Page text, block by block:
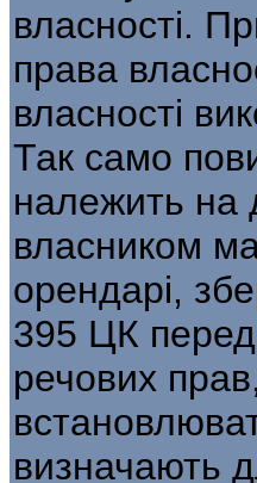
власності.
права
власності
Так само
належить на
власником
орендарі,
395 ЦК
речових
визначають